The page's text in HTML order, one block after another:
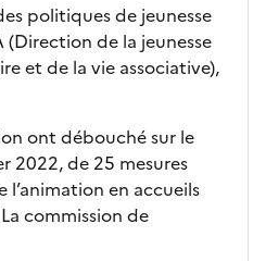
politiques de jeunesse
(Direction de la jeunesse
et de la vie associative),
ont débouché sur le
2022, de 25 mesures
en accueils
commission de